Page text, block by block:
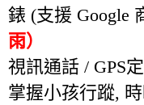
錶 (支援 Google
雨）
視訊通話 / GPS
掌握小孩行蹤,